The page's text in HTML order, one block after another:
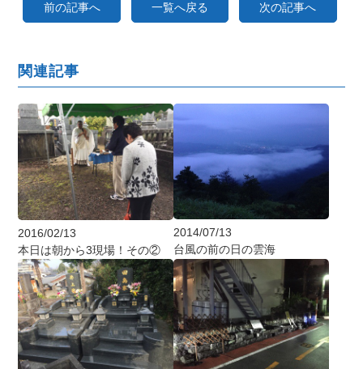
前の記事へ 一覧へ戻る 次の記事へ
関連記事
2016/02/13
本日は朝から3現場！その②
2014/07/13
台風の前の日の雲海